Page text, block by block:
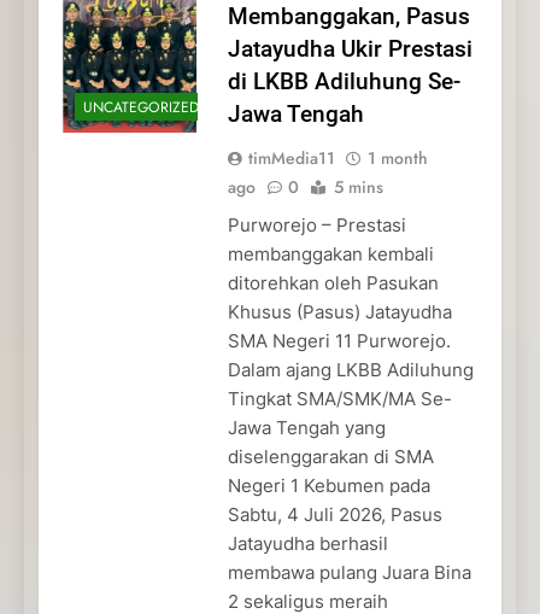
UNCATEGORIZED
Membanggakan, Pasus
Jatayudha Ukir Prestasi
di LKBB Adiluhung Se-
Jawa Tengah
timMedia11
1 month
ago
0 5 mins
Purworejo – Prestasi
membanggakan kembali
ditorehkan oleh Pasukan
Khusus (Pasus) Jatayudha
SMA Negeri 11 Purworejo.
Dalam ajang LKBB Adiluhung
Tingkat SMA/SMK/MA Se-
Jawa Tengah yang
diselenggarakan di SMA
Negeri 1 Kebumen pada
Sabtu, 4 Juli 2026, Pasus
Jatayudha berhasil
membawa pulang Juara Bina
2 sekaligus meraih